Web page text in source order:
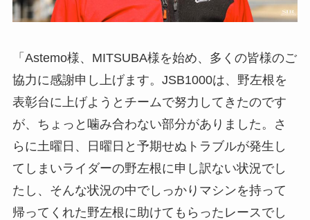
「Astemo様、MITSUBA様を始め、多くの皆様のご
協力に感謝申し上げます。JSB1000は、野左根を
表彰台に上げようとチームで努力してきたのです
が、ちょっと噛み合わない部分がありました。さ
らに土曜日、日曜日と予期せぬトラブルが発生し
てしまいライダーの野左根に申し訳ない状況でし
たし、そんな状況の中でしっかりマシンを持って
帰ってくれた野左根に助けてもらったレースでし